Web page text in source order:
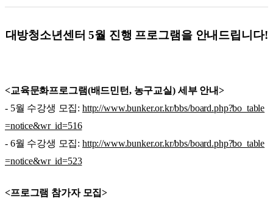
대방청소년센터 5월 진행 프로그램을 안내드립니다!
<교육문화프로그램(배드민턴, 농구교실) 세부 안내>
​- 5월 수강생 모집:http://www.bunker.or.kr/bbs/board.php?bo_table
=notice&wr_id=516
- 6월 수강생 모집:http://www.bunker.or.kr/bbs/board.php?bo_table
=notice&wr_id=523
<프로그램 참가자 모집>